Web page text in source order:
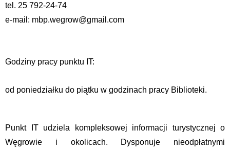
tel. 25 792-24-74
e-mail: mbp.wegrow@gmail.com
Godziny pracy punktu IT:
od poniedziałku do piątku w godzinach pracy Biblioteki.
Punkt IT udziela kompleksowej informacji turystycznej o
Węgrowie i okolicach. Dysponuje nieodpłatnymi